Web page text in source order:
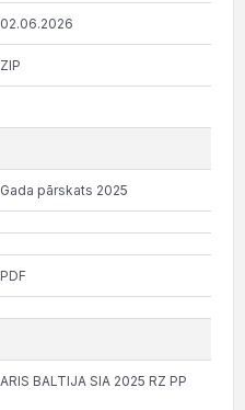
02.06.2026
ZIP
Gada pārskats 2025
PDF
ARIS BALTIJA SIA 2025 RZ PP